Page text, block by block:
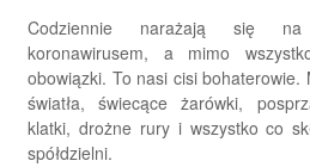
Codziennie narażają się na
koronawirusem, a mimo
obowiązki. To nasi cisi bohaterowie.
światła, świecące żarówki,
klatki, drożne rury i wszystko co
spółdzielni.